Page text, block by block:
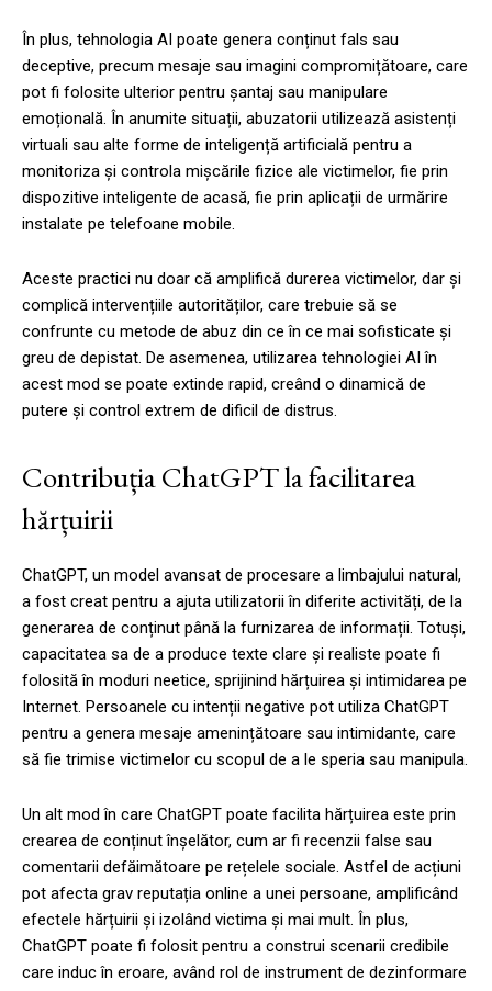
În plus, tehnologia AI poate genera conținut fals sau
deceptive, precum mesaje sau imagini compromițătoare, care
pot fi folosite ulterior pentru șantaj sau manipulare
emoțională. În anumite situații, abuzatorii utilizează asistenți
virtuali sau alte forme de inteligență artificială pentru a
monitoriza și controla mișcările fizice ale victimelor, fie prin
dispozitive inteligente de acasă, fie prin aplicații de urmărire
instalate pe telefoane mobile.
Aceste practici nu doar că amplifică durerea victimelor, dar și
complică intervențiile autorităților, care trebuie să se
confrunte cu metode de abuz din ce în ce mai sofisticate și
greu de depistat. De asemenea, utilizarea tehnologiei AI în
acest mod se poate extinde rapid, creând o dinamică de
putere și control extrem de dificil de distrus.
Contribuția ChatGPT la facilitarea
hărțuirii
ChatGPT, un model avansat de procesare a limbajului natural,
a fost creat pentru a ajuta utilizatorii în diferite activități, de la
generarea de conținut până la furnizarea de informații. Totuși,
capacitatea sa de a produce texte clare și realiste poate fi
folosită în moduri neetice, sprijinind hărțuirea și intimidarea pe
Internet. Persoanele cu intenții negative pot utiliza ChatGPT
pentru a genera mesaje amenințătoare sau intimidante, care
să fie trimise victimelor cu scopul de a le speria sau manipula.
Un alt mod în care ChatGPT poate facilita hărțuirea este prin
crearea de conținut înșelător, cum ar fi recenzii false sau
comentarii defăimătoare pe rețelele sociale. Astfel de acțiuni
pot afecta grav reputația online a unei persoane, amplificând
efectele hărțuirii și izolând victima și mai mult. În plus,
ChatGPT poate fi folosit pentru a construi scenarii credibile
care induc în eroare, având rol de instrument de dezinformare